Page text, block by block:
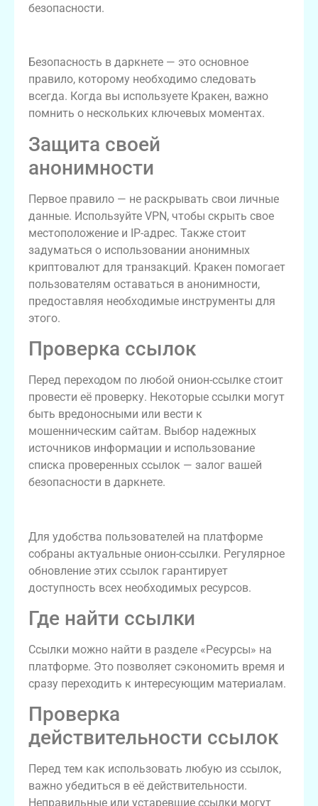
безопасности.
Безопасность в даркнете — это основное
правило, которому необходимо следовать
всегда. Когда вы используете Кракен, важно
помнить о нескольких ключевых моментах.
Защита своей
анонимности
Первое правило — не раскрывать свои личные
данные. Используйте VPN, чтобы скрыть свое
местоположение и IP-адрес. Также стоит
задуматься о использовании анонимных
криптовалют для транзакций. Кракен помогает
пользователям оставаться в анонимности,
предоставляя необходимые инструменты для
этого.
Проверка ссылок
Перед переходом по любой онион-ссылке стоит
провести её проверку. Некоторые ссылки могут
быть вредоносными или вести к
мошенническим сайтам. Выбор надежных
источников информации и использование
списка проверенных ссылок — залог вашей
безопасности в даркнете.
Для удобства пользователей на платформе
собраны актуальные онион-ссылки. Регулярное
обновление этих ссылок гарантирует
доступность всех необходимых ресурсов.
Где найти ссылки
Ссылки можно найти в разделе «Ресурсы» на
платформе. Это позволяет сэкономить время и
сразу переходить к интересующим материалам.
Проверка
действительности ссылок
Перед тем как использовать любую из ссылок,
важно убедиться в её действительности.
Неправильные или устаревшие ссылки могут